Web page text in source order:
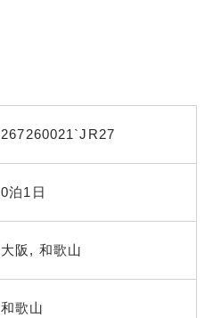
267260021`JR27
0泊1日
大阪, 和歌山
和歌山